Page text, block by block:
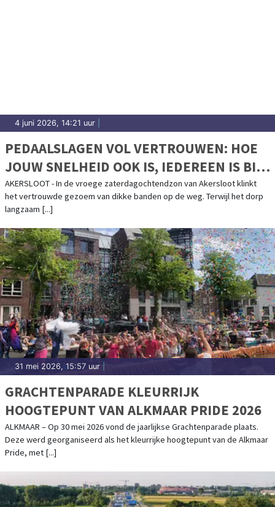
4 juni 2026, 14:21 uur
PEDAALSLAGEN VOL VERTROUWEN: HOE
JOUW SNELHEID OOK IS, IEDEREEN IS BIJ
KPBIKING GELIJK
AKERSLOOT - In de vroege zaterdagochtendzon van Akersloot klinkt
het vertrouwde gezoem van dikke banden op de weg. Terwijl het dorp
langzaam [...]
31 mei 2026, 15:57 uur
GRACHTENPARADE KLEURRIJK
HOOGTEPUNT VAN ALKMAAR PRIDE 2026
ALKMAAR – Op 30 mei 2026 vond de jaarlijkse Grachtenparade plaats.
Deze werd georganiseerd als het kleurrijke hoogtepunt van de Alkmaar
Pride, met [...]